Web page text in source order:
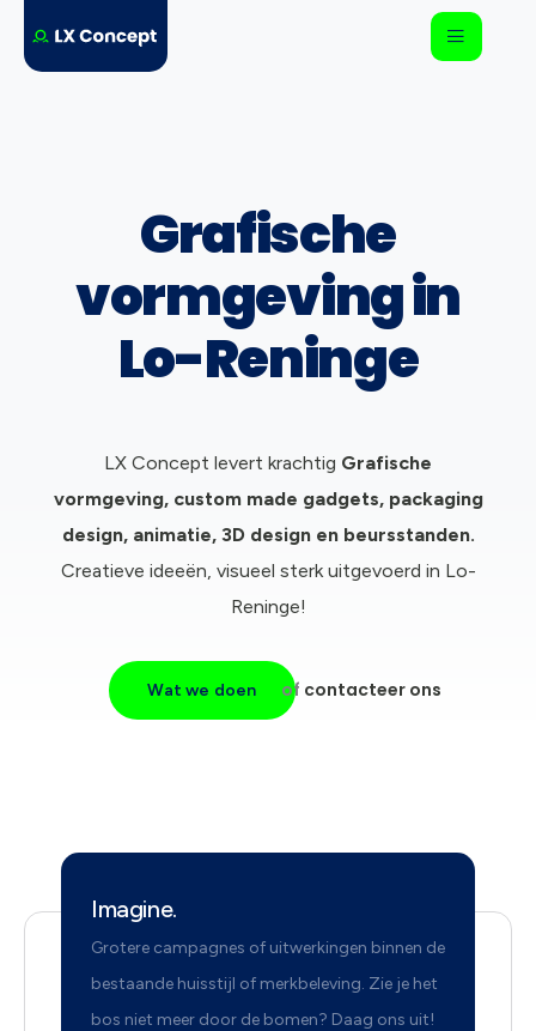
Grafische
vormgeving in
Lo-Reninge
LX Concept levert krachtig Grafische
vormgeving, custom made gadgets, packaging
design, animatie, 3D design en beursstanden.
Creatieve ideeën, visueel sterk uitgevoerd in Lo-
Reninge!
Wat we doen of contacteer ons
Imagine.
Grotere campagnes of uitwerkingen binnen de
bestaande huisstijl of merkbeleving. Zie je het
bos niet meer door de bomen? Daag ons uit!